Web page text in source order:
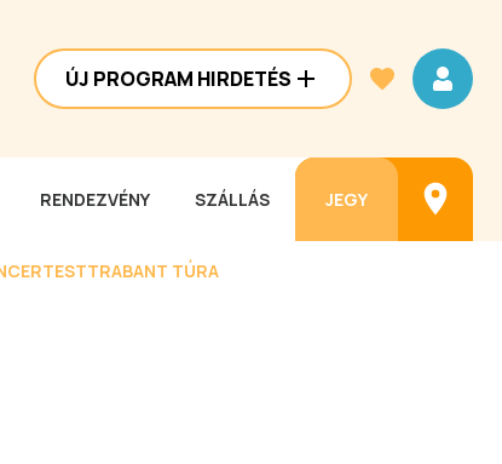
ÚJ PROGRAM HIRDETÉS
RENDEZVÉNY SZÁLLÁS JEGY
TRABANT TÚRA